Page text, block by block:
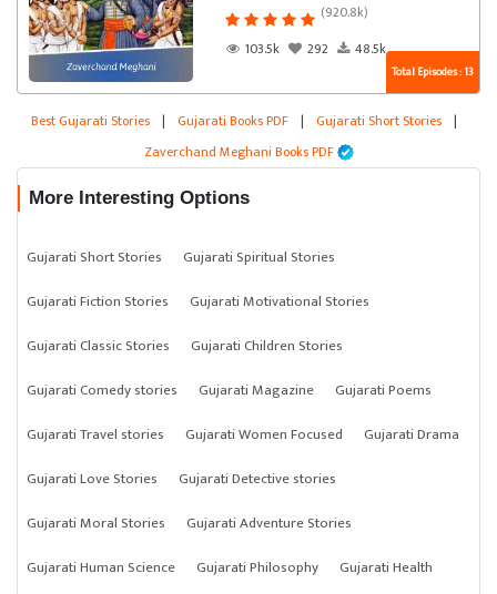
(920.8k)
103.5k
292 48.5k
Total Episodes : 13
Best Gujarati Stories | Gujarati Books PDF | Gujarati Short Stories |
Zaverchand Meghani Books PDF
More Interesting Options
Gujarati Short Stories
Gujarati Spiritual Stories
Gujarati Fiction Stories
Gujarati Motivational Stories
Gujarati Classic Stories
Gujarati Children Stories
Gujarati Comedy stories
Gujarati Magazine
Gujarati Poems
Gujarati Travel stories
Gujarati Women Focused
Gujarati Drama
Gujarati Love Stories
Gujarati Detective stories
Gujarati Moral Stories
Gujarati Adventure Stories
Gujarati Human Science
Gujarati Philosophy Gujarati Health